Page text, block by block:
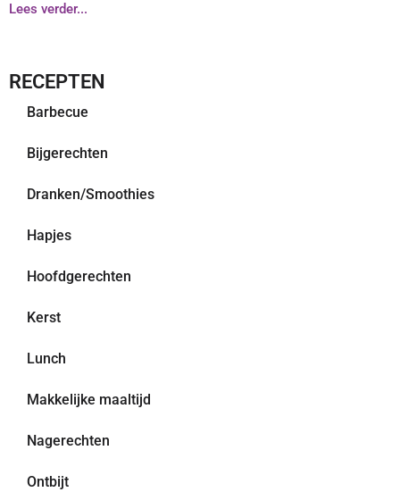
Lees verder...
RECEPTEN
Barbecue
Bijgerechten
Dranken/Smoothies
Hapjes
Hoofdgerechten
Kerst
Lunch
Makkelijke maaltijd
Nagerechten
Ontbijt